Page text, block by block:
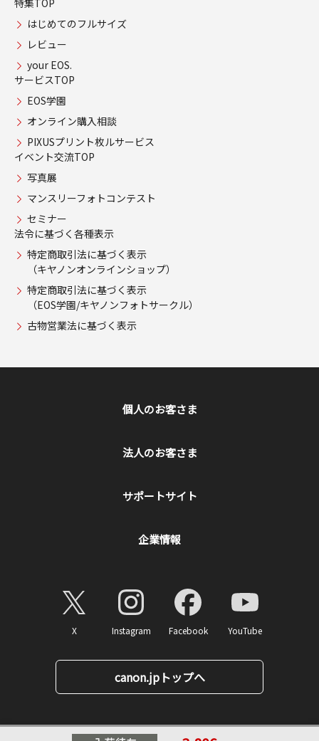
はじめてのフルサイズ
レビュー
your EOS.
サービスTOP
EOS学園
オンライン購入相談
PIXUSプリント枚ルサービス
イベント交流TOP
写真展
マンスリーフォトコンテスト
セミナー
法令に基づく各種表示
特定商取引法に基づく表示
（キヤノンオンラインショップ）
特定商取引法に基づく表示
（EOS学園/キヤノンフォトサークル）
古物営業法に基づく表示
個人のお客さま
法人のお客さま
サポートサイト
企業情報
X Instagram Facebook YouTube
canon.jpトップへ